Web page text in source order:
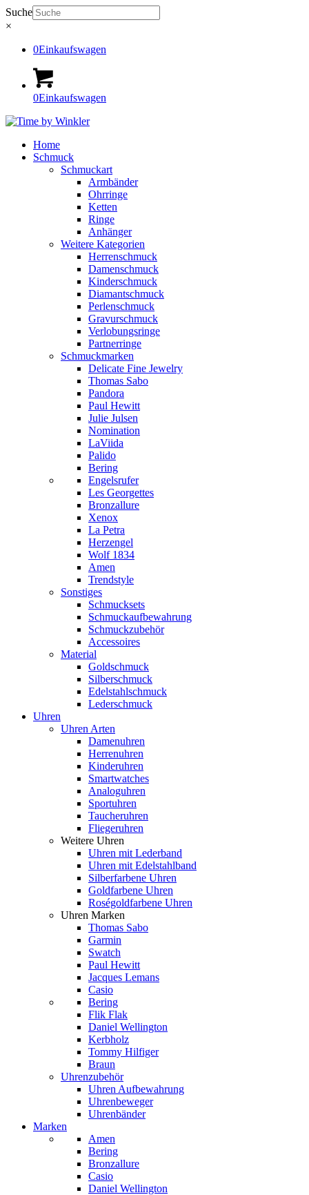
Suche
×
0Einkaufswagen
0Einkaufswagen
Home
Schmuck
Schmuckart
Armbänder
Ohrringe
Ketten
Ringe
Anhänger
Weitere Kategorien
Herrenschmuck
Damenschmuck
Kinderschmuck
Diamantschmuck
Perlenschmuck
Gravurschmuck
Verlobungsringe
Partnerringe
Schmuckmarken
Delicate Fine Jewelry
Thomas Sabo
Pandora
Paul Hewitt
Julie Julsen
Nomination
LaViida
Palido
Bering
Engelsrufer
Les Georgettes
Bronzallure
Xenox
La Petra
Herzengel
Wolf 1834
Amen
Trendstyle
Sonstiges
Schmucksets
Schmuckaufbewahrung
Schmuckzubehör
Accessoires
Material
Goldschmuck
Silberschmuck
Edelstahlschmuck
Lederschmuck
Uhren
Uhren Arten
Damenuhren
Herrenuhren
Kinderuhren
Smartwatches
Analoguhren
Sportuhren
Taucheruhren
Fliegeruhren
Weitere Uhren
Uhren mit Lederband
Uhren mit Edelstahlband
Silberfarbene Uhren
Goldfarbene Uhren
Roségoldfarbene Uhren
Uhren Marken
Thomas Sabo
Garmin
Swatch
Paul Hewitt
Jacques Lemans
Casio
Bering
Flik Flak
Daniel Wellington
Kerbholz
Tommy Hilfiger
Braun
Uhrenzubehör
Uhren Aufbewahrung
Uhrenbeweger
Uhrenbänder
Marken
Amen
Bering
Bronzallure
Casio
Daniel Wellington